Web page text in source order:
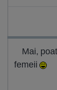
Mai,
femeii